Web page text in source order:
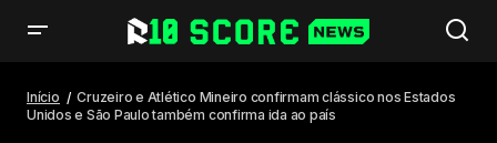
Paulo também confirma ida ao país
Início
Cruzeiro e Atlético Mineiro confirmam clássico nos Estados
Unidos e São Paulo também confirma ida ao país